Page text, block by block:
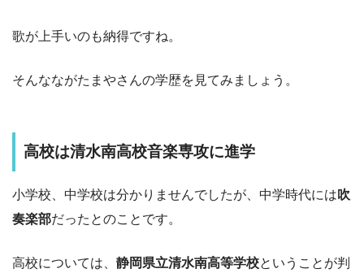
歌が上手いのも納得ですね。
そんなながたまやさんの学歴を見てみましょう。
高校は清水南高校音楽専攻に進学
小学校、中学校は分かりませんでしたが、中学時代には吹
奏楽部だったとのことです。
高校については、 静岡県立清水南高等学校ということが判